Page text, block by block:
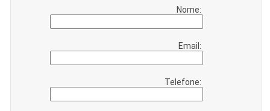
Nome:
Email:
Telefone: